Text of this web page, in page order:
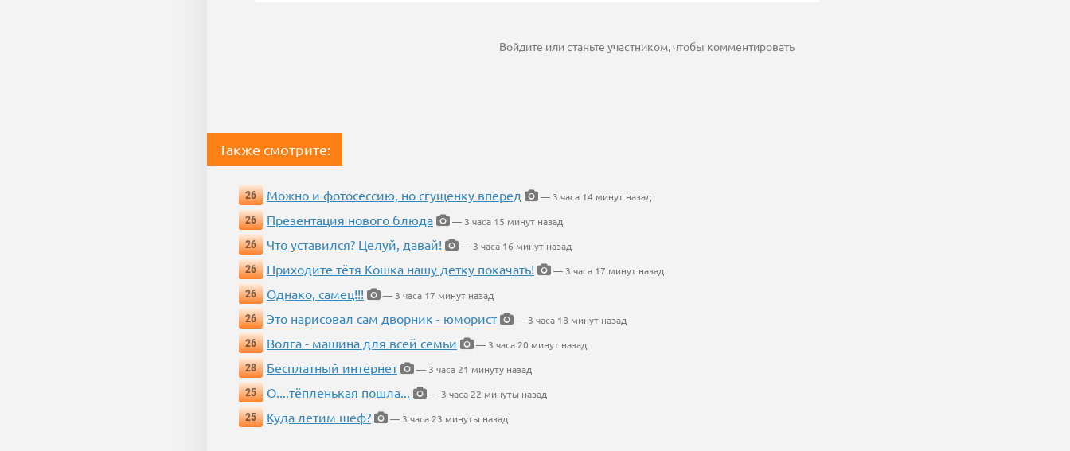
Войдите илистаньте участником, чтобы комментировать
Также смотрите:
26 Можно и фотосессию, но сгущенку вперед
— 3 часа 14 минут назад
26
Презентация нового блюда
— 3 часа 15 минут назад
26
Что уставился? Целуй, давай!
— 3 часа 16 минут назад
26
Приходите тётя Кошка нашу детку покачать!
— 3 часа 17 минут назад
26
Однако, самец!!!
— 3 часа 17 минут назад
26
Это нарисовал сам дворник - юморист
— 3 часа 18 минут назад
26
Волга - машина для всей семьи
— 3 часа 20 минут назад
28
Бесплатный интернет
— 3 часа 21 минуту назад
25
О....тёпленькая пошла...
— 3 часа 22 минуты назад
25
Куда летим шеф? — 3 часа 23 минуты назад